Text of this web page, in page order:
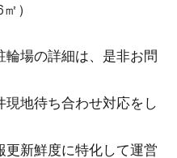
）
場の詳細は、是非お問
地待ち合わせ対応をし
新鮮度に特化して運営